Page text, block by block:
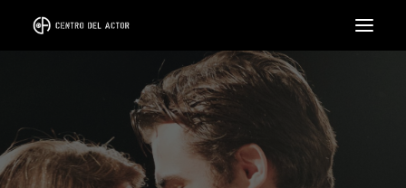
FORMACIÓN
CICLOS